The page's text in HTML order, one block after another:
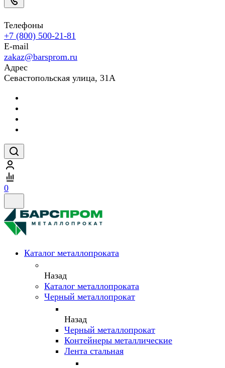
Телефоны
+7 (800) 500-21-81
E-mail
zakaz@barsprom.ru
Адрес
Севастопольская улица, 31А
0
Каталог металлопроката
Назад
Каталог металлопроката
Черный металлопрокат
Назад
Черный металлопрокат
Контейнеры металлические
Лента стальная